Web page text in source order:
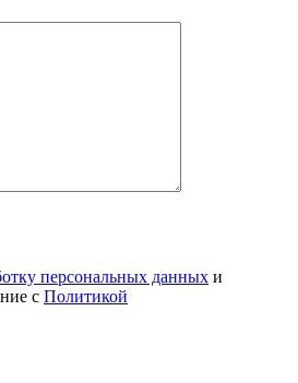
персональных данных и
с Политикой